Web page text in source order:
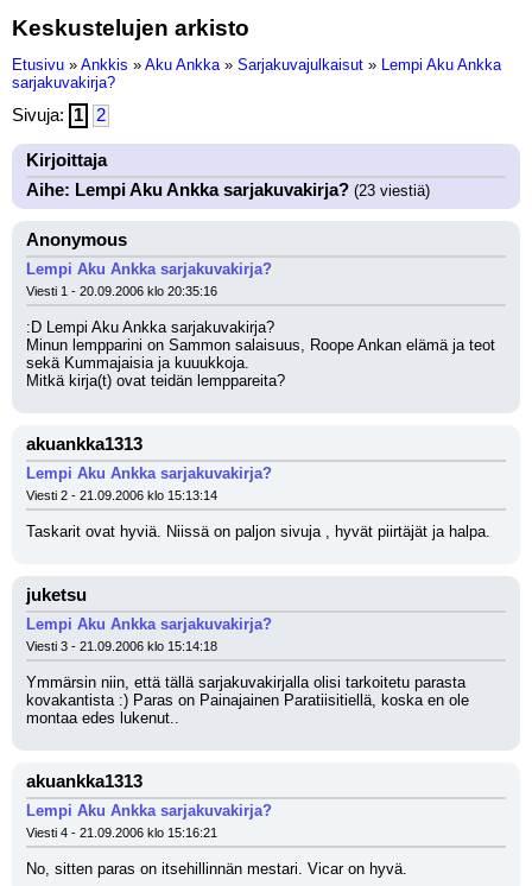
Keskustelujen arkisto
Etusivu » Ankkis » Aku Ankka » Sarjakuvajulkaisut » Lempi Aku Ankka
sarjakuvakirja?
Sivuja: 1 2
Kirjoittaja
Aihe: Lempi Aku Ankka sarjakuvakirja? (23 viestiä)
Anonymous
Lempi Aku Ankka sarjakuvakirja?
Viesti 1 - 20.09.2006 klo 20:35:16
:D Lempi Aku Ankka sarjakuvakirja?
Minun lempparini on Sammon salaisuus, Roope Ankan elämä ja teot
sekä Kummajaisia ja kuuukkoja.
Mitkä kirja(t) ovat teidän lemppareita?
akuankka1313
Lempi Aku Ankka sarjakuvakirja?
Viesti 2 - 21.09.2006 klo 15:13:14
Taskarit ovat hyviä. Niissä on paljon sivuja , hyvät piirtäjät ja halpa.
juketsu
Lempi Aku Ankka sarjakuvakirja?
Viesti 3 - 21.09.2006 klo 15:14:18
Ymmärsin niin, että tällä sarjakuvakirjalla olisi tarkoitetu parasta
kovakantista :) Paras on Painajainen Paratiisitiellä, koska en ole
montaa edes lukenut..
akuankka1313
Lempi Aku Ankka sarjakuvakirja?
Viesti 4 - 21.09.2006 klo 15:16:21
No, sitten paras on itsehillinnän mestari. Vicar on hyvä.